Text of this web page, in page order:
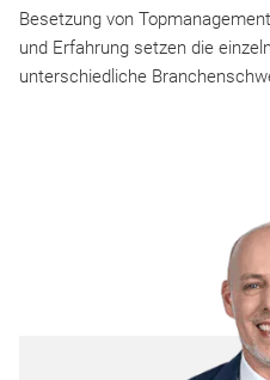
Besetzung von
und Erfahrung setzen die
unterschiedliche